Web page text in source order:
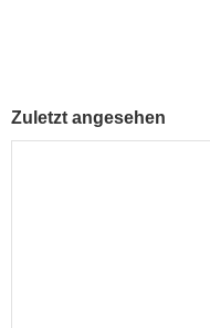
Zuletzt angesehen